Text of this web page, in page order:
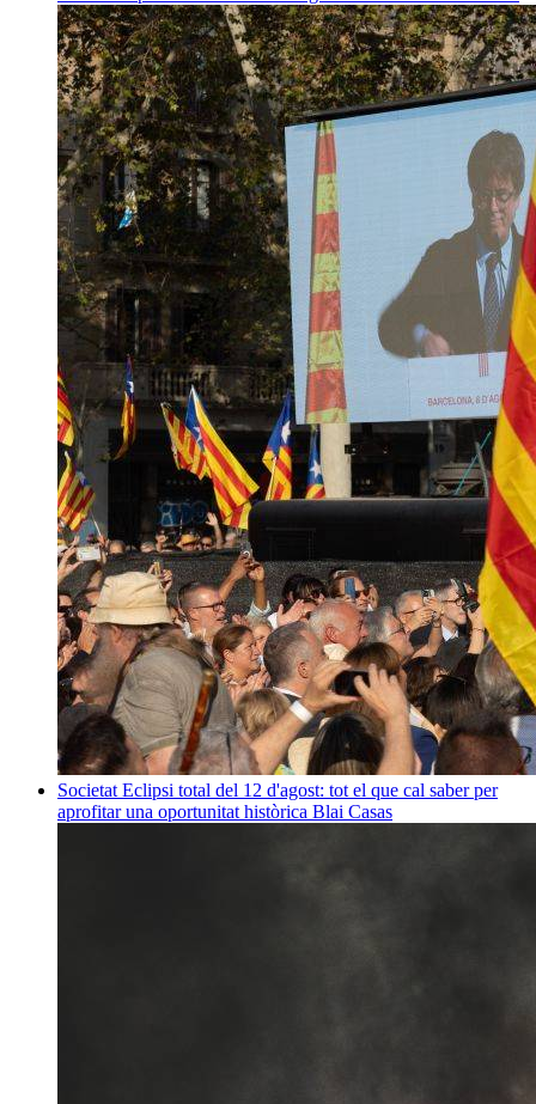
Societat Eclipsi total del 12 d'agost: tot el que cal saber per
aprofitar una oportunitat històrica Blai Casas